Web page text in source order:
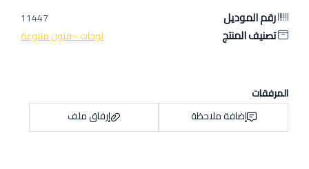
رقم الموديل 11447
تصنيف المنتج لوحات - فنون متنوعة
المرفقات
إضافة ملاحظة
إرفاق ملف